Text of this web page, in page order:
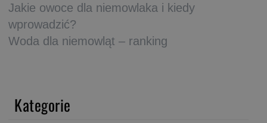
Jakie owoce dla niemowlaka i kiedy
wprowadzić?
Woda dla niemowląt – ranking
Kategorie